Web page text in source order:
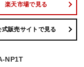
楽天市場で見る
式販売サイトで見る
NP1T